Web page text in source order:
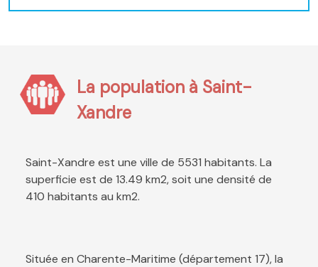
La population à Saint-
Xandre
Saint-Xandre est une ville de 5531 habitants. La
superficie est de 13.49 km2, soit une densité de
410 habitants au km2.
Située en Charente-Maritime (département 17), la